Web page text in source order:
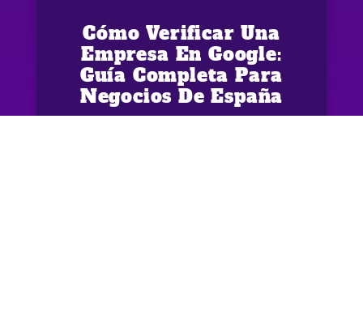
Cómo Verificar Una
Empresa En Google:
Guía Completa Para
Negocios De España